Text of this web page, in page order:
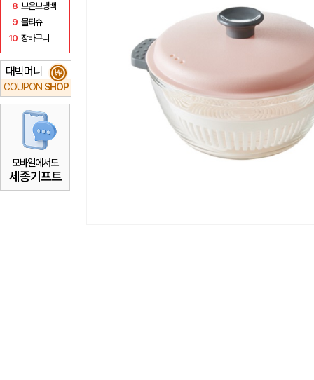
8 보온보냉백
9 물티슈
10 장바구니
대박머니
COUPON SHOP
₩
모바일에서도
세종기프트